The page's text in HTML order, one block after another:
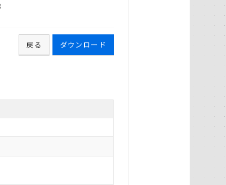
ダウンロード
戻る